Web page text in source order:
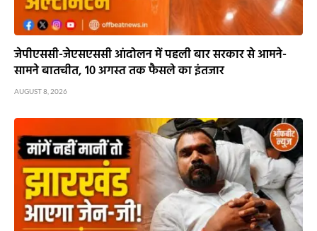
जेपीएससी-जेएसएससी आंदोलन में पहली बार सरकार से आमने-
सामने बातचीत, 10 अगस्त तक फैसले का इंतजार
AUGUST 8, 2026